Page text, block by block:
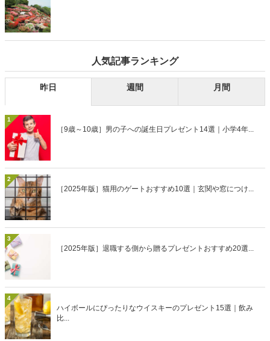
人気記事ランキング
昨日 週間 月間
1
［9歳～10歳］男の子への誕生日プレゼント14選｜小学4年...
2
［2025年版］猫用のゲートおすすめ10選｜玄関や窓につけ...
3
［2025年版］退職する側から贈るプレゼントおすすめ20選...
4
ハイボールにぴったりなウイスキーのプレゼント15選｜飲み
比...